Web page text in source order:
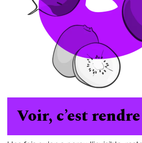
Voir, c’est